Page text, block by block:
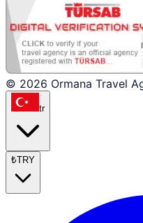
© 2026 Ormana Travel
tr
₺TRY